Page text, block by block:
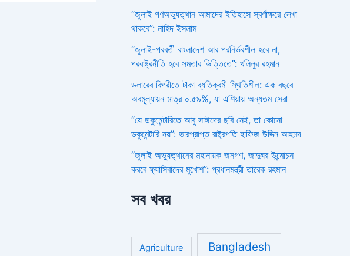
“জুলাই গণঅভ্যুত্থান আমাদের ইতিহাসে স্বর্ণাক্ষরে লেখা
থাকবে”: নাহিদ ইসলাম
“জুলাই-পরবর্তী বাংলাদেশ আর পরনির্ভরশীল হবে না,
পররাষ্ট্রনীতি হবে সমতার ভিত্তিতে”: খলিলুর রহমান
ডলারের বিপরীতে টাকা ব্যতিক্রমী স্থিতিশীল: এক বছরে
অবমূল্যায়ন মাত্র ০.৫৯%, যা এশিয়ায় অন্যতম সেরা
“যে ডকুমেন্টারিতে আবু সাঈদের ছবি নেই, তা কোনো
ডকুমেন্টারি নয়”: ভারপ্রাপ্ত রাষ্ট্রপতি হাফিজ উদ্দিন আহমদ
“জুলাই অভ্যুত্থানের মহানায়ক জনগণ, জাদুঘর উন্মোচন
করবে ফ্যাসিবাদের মুখোশ”: প্রধানমন্ত্রী তারেক রহমান
সব খবর
Agriculture Bangladesh